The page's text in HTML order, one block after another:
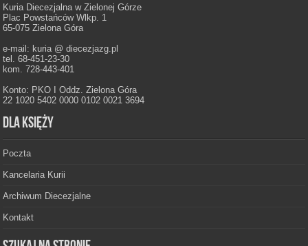
Kuria Diecezjalna w Zielonej Górze
Plac Powstańców Wlkp. 1
65-075 Zielona Góra
e-mail: kuria @ diecezjazg.pl
tel. 68-451-23-30
kom. 728-443-401
Konto: PKO I Oddz. Zielona Góra
22 1020 5402 0000 0102 0021 3694
Dla księży
Poczta
Kancelaria Kurii
Archiwum Diecezjalne
Kontakt